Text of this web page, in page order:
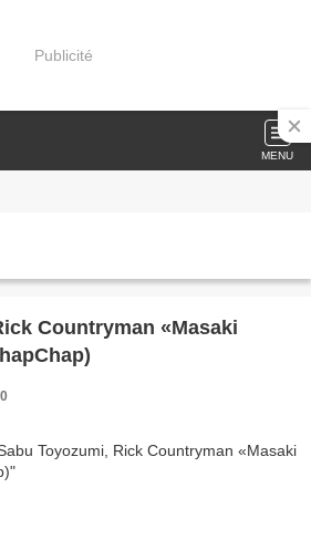
Publicité
MENU
Countryman «Masaki